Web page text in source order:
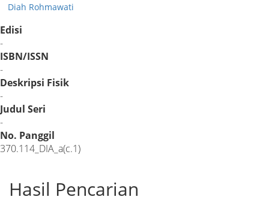
Diah Rohmawati
Edisi
-
ISBN/ISSN
-
Deskripsi Fisik
-
Judul Seri
-
No. Panggil
370.114_DIA_a(c.1)
Hasil Pencarian